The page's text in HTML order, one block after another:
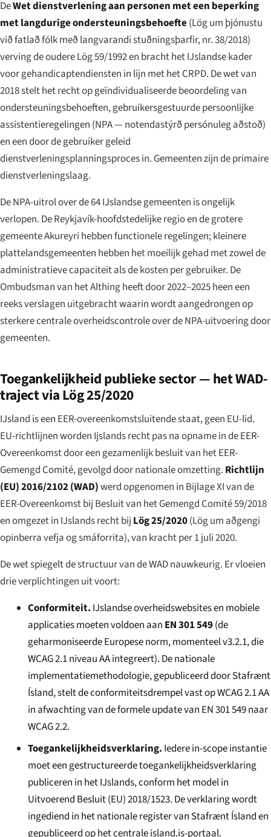
DeWet dienstverlening aan personen met een beperking
met langdurige ondersteuningsbehoefte(Lög um þjónustu
við fatlað fólk með langvarandi stuðningsþarfir, nr. 38/2018)
verving de oudere Lög 59/1992 en bracht het IJslandse kader
voor gehandicaptendiensten in lijn met het CRPD. De wet van
2018 stelt het recht op geïndividualiseerde beoordeling van
ondersteuningsbehoeften, gebruikersgestuurde persoonlijke
assistentieregelingen (NPA — notendastýrð persónuleg aðstoð)
en een door de gebruiker geleid
dienstverleningsplanningsproces in. Gemeenten zijn de primaire
dienstverleningslaag.
De NPA-uitrol over de 64 IJslandse gemeenten is ongelijk
verlopen. De Reykjavík-hoofdstedelijke regio en de grotere
gemeente Akureyri hebben functionele regelingen; kleinere
plattelandsgemeenten hebben het moeilijk gehad met zowel de
administratieve capaciteit als de kosten per gebruiker. De
Ombudsman van het Althing heeft door 2022–2025 heen een
reeks verslagen uitgebracht waarin wordt aangedrongen op
sterkere centrale overheidscontrole over de NPA-uitvoering door
gemeenten.
Toegankelijkheid publieke sector — het WAD-
traject via Lög 25/2020
IJsland is een EER-overeenkomstsluitende staat, geen EU-lid.
EU-richtlijnen worden Ijslands recht pas na opname in de EER-
Overeenkomst door een gezamenlijk besluit van het EER-
Gemengd Comité, gevolgd door nationale omzetting. Richtlijn
(EU) 2016/2102 (WAD)werd opgenomen in Bijlage XI van de
EER-Overeenkomst bij Besluit van het Gemengd Comité 59/2018
en omgezet in IJslands recht bij Lög 25/2020(Lög um aðgengi
opinberra vefja og smáforrita), van kracht per 1 juli 2020.
De wet spiegelt de structuur van de WAD nauwkeurig. Er vloeien
drie verplichtingen uit voort:
Conformiteit. IJslandse overheidswebsites en mobiele
applicaties moeten voldoen aan EN 301 549(de
geharmoniseerde Europese norm, momenteel v3.2.1, die
WCAG 2.1 niveau AA integreert). De nationale
implementatiemethodologie, gepubliceerd door Stafrænt
Ísland, stelt de conformiteitsdrempel vast op WCAG 2.1 AA
in afwachting van de formele update van EN 301 549 naar
WCAG 2.2.
Toegankelijkheidsverklaring. Iedere in-scope instantie
moet een gestructureerde toegankelijkheidsverklaring
publiceren in het IJslands, conform het model in
Uitvoerend Besluit (EU) 2018/1523. De verklaring wordt
ingediend in het nationale register van Stafrænt Ísland en
gepubliceerd op het centraleisland.is-portaal.